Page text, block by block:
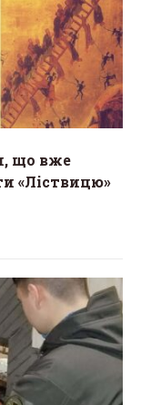
що вже
«Ліствицю»